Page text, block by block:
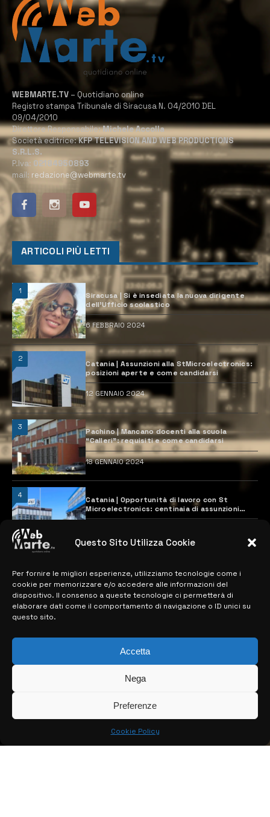
Questo Sito Utilizza Cookie
Per fornire le migliori esperienze, utilizziamo tecnologie come i
cookie per memorizzare e/o accedere alle informazioni del
dispositivo. Il consenso a queste tecnologie ci permetterà di
elaborare dati come il comportamento di navigazione o ID unici su
questo sito.
Accetta
Nega
Preferenze
Cookie Policy
WEBMARTE.TV – Quotidiano online
Registro stampa Tribunale di Siracusa N. 04/2010 DEL
09/04/2010
Direttore Responsabile:Michele Accolla
Società editrice:KFP TELEVISION AND WEB PRODUCTIONS
S.R.L.S.
P.Iva: 02184950893
mail: redazione@webmarte.tv
ARTICOLI PIÙ LETTI
1
Siracusa | Si è insediata la nuova dirigente
dell’Ufficio scolastico
6 FEBBRAIO 2024
2
Catania | Assunzioni alla StMicroelectronics:
posizioni aperte e come candidarsi
12 GENNAIO 2024
3
Pachino | Mancano docenti alla scuola
“Calleri”: requisiti e come candidarsi
18 GENNAIO 2024
4
Catania | Opportunità di lavoro con St
Microelectronics: centinaia di assunzioni
previste
MAPPA DEL SITO
> NOTIZIE